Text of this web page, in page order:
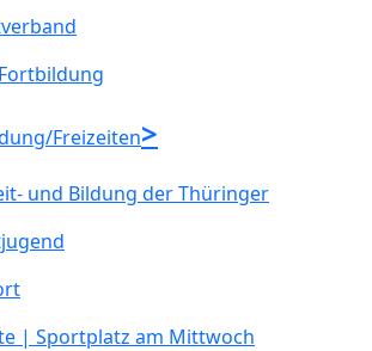
Freizeiten
und Bildung der Thüringer
| Sportplatz am Mittwoch